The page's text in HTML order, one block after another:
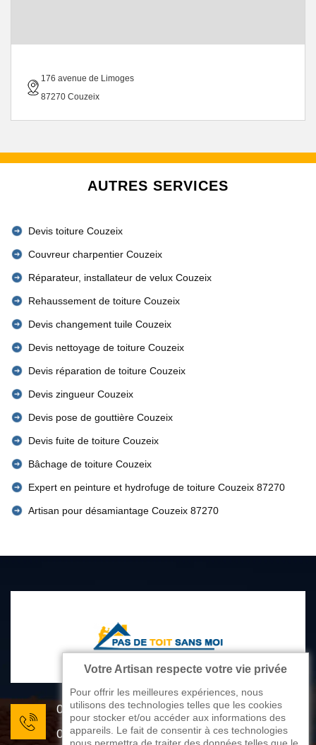
176 avenue de Limoges
87270 Couzeix
AUTRES SERVICES
Devis toiture Couzeix
Couvreur charpentier Couzeix
Réparateur, installateur de velux Couzeix
Rehaussement de toiture Couzeix
Devis changement tuile Couzeix
Devis nettoyage de toiture Couzeix
Devis réparation de toiture Couzeix
Devis zingueur Couzeix
Devis pose de gouttière Couzeix
Devis fuite de toiture Couzeix
Bâchage de toiture Couzeix
Expert en peinture et hydrofuge de toiture Couzeix 87270
Artisan pour désamiantage Couzeix 87270
05 33 06 22 81
07 80 33 28 62
Votre Artisan respecte votre vie privée
Pour offrir les meilleures expériences, nous
utilisons des technologies telles que les cookies
pour stocker et/ou accéder aux informations des
appareils. Le fait de consentir à ces technologies